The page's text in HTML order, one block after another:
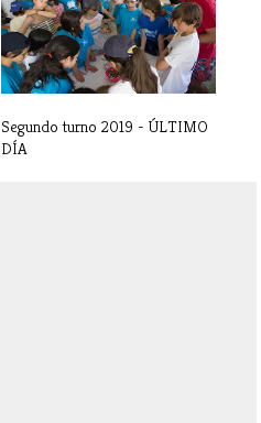
Segundo turno 2019 - ÚLTIMO
DÍA